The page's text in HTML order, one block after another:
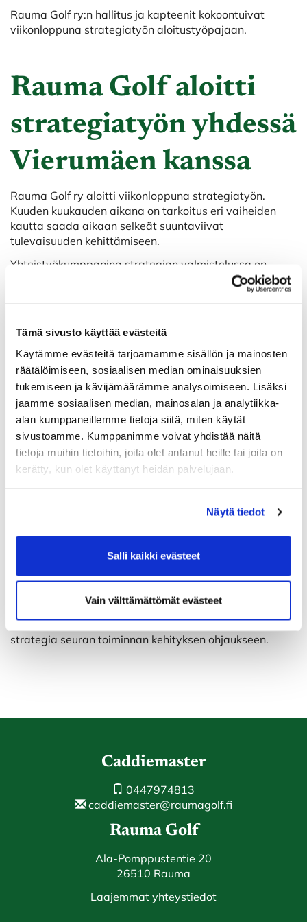
Tämä sivusto käyttää evästeitä
Käytämme evästeitä tarjoamamme sisällön ja mainosten
räätälöimiseen, sosiaalisen median ominaisuuksien
tukemiseen ja kävijämäärämme analysoimiseen. Lisäksi
jaamme sosiaalisen median, mainosalan ja analytiikka-
alan kumppaneillemme tietoja siitä, miten käytät
sivustoamme. Kumppanimme voivat yhdistää näitä
tietoja muihin tietoihin, joita olet antanut heille tai joita on
kerätty, kun olet käyttänyt heidän palvelujaan.
Näytä tiedot
Salli kaikki evästeet
Vain välttämättömät evästeet
Rauma Golf ry:n hallitus ja kapteenit kokoontuivat
viikonloppuna strategiatyön aloitustyöpajaan.
Rauma Golf aloitti
strategiatyön yhdessä
Vierumäen kanssa
Rauma Golf ry aloitti viikonloppuna strategiatyön.
Kuuden kuukauden aikana on tarkoitus eri vaiheiden
kautta saada aikaan selkeät suuntaviivat
tulevaisuuden kehittämiseen.
Yhteistyökumppanina strategian valmistelussa on
Suomen Urheiluopisto Vierumäeltä. Prosessissa
käytetään Vierumäen TAITO -tehdä ja toteuttaa -
– Teemme paljon lajien ja seurojen kanssa kehitystyötä.
Strategiaprosessi on yksi vaikuttavimmista pitkällä
aikajänteellä. Todella mielenkiintoista, mitä seuraava
kuusi kuukautta nostaa pintaan, sanoivat Vierumäen
lajikehittäjät Marko Viitanen ja Petri Puronaho.
Suomen Golfliitto on myös vahvasti mukana tuomassa
valtakunnallista näkemystä toiminnan kehittämiseen.
Rauma Golfin tarkoitus on rakentaa huolella tehty
strategia seuran toiminnan kehityksen ohjaukseen.
Caddiemaster
0447974813
caddiemaster@raumagolf.fi
Rauma Golf
Ala-Pomppustentie 20
26510 Rauma
Laajemmat yhteystiedot